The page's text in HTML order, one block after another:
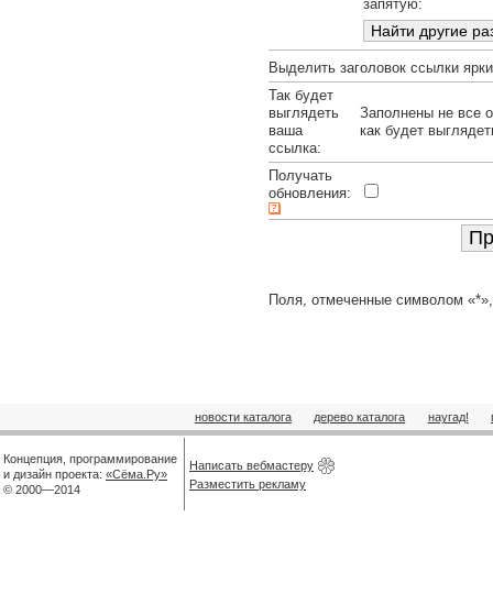
запятую:
Выделить заголовок ссылки
Так будет
выглядеть
ваша
ссылка:
Заполнены не все
как будет
Получать
обновления:
Поля, отмеченные символом
новости каталога дерево каталога наугад!
Концепция, программирование
и дизайн проекта: «Сёма.Ру»
© 2000—2014
Написать вебмастеру
Разместить рекламу